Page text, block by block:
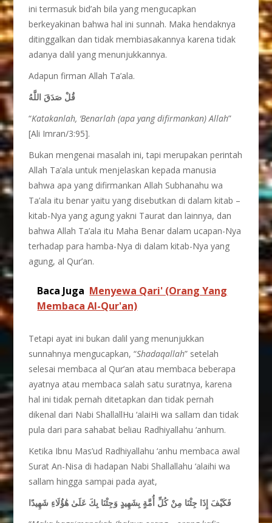
ini termasuk bid’ah bila yang mengucapkan
berkeyakinan bahwa hal ini sunnah. Maka hendaknya
ditinggalkan dan tidak membiasakannya karena tidak
adanya dalil yang menunjukkannya.
Adapun firman Allah Ta’ala.
قُلْ صَدَقَ اللَّهُ
“Katakanlah, ‘Benarlah (apa yang difirmankan) Allah”
[Ali Imran/3:95].
Bukan mengenai masalah ini, tapi merupakan perintah
Allah Ta’ala untuk menjelaskan kepada manusia
bahwa apa yang difirmankan Allah Subhanahu wa
Ta’ala itu benar yaitu yang disebutkan di dalam kitab –
kitab-Nya yang agung yakni Taurat dan lainnya, dan
bahwa Allah Ta’ala itu Maha Benar dalam ucapan-Nya
terhadap para hamba-Nya di dalam kitab-Nya yang
agung, al Qur’an.
Baca Juga Menyewa Qari' (Orang Yang
Membaca Al-Qur'an)
Tetapi ayat ini bukan dalil yang menunjukkan
sunnahnya mengucapkan, “Shadaqallah” setelah
selesai membaca al Qur’an atau membaca beberapa
ayatnya atau membaca salah satu suratnya, karena
hal ini tidak pernah ditetapkan dan tidak pernah
dikenal dari Nabi ShallallHu ‘alaiHi wa sallam dan tidak
pula dari para sahabat beliau Radhiyallahu ‘anhum.
Ketika Ibnu Mas’ud Radhiyallahu ‘anhu membaca awal
Surat An-Nisa di hadapan Nabi Shallallahu ‘alaihi wa
sallam hingga sampai pada ayat,
فَكَيْفَ إِذَا جِئْنَا مِنْ كُلِّ أُمَّةٍ بِشَهِيدٍ وَجِئْنَا بِكَ عَلَىٰ هَٰؤُلَاءِ شَهِيدًا